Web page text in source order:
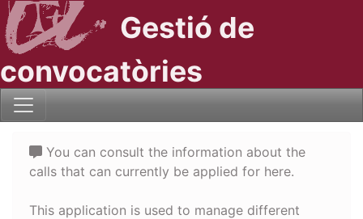
Gestió de
convocatòries
You can consult the information about the
calls that can currently be applied for here.
This application is used to manage different